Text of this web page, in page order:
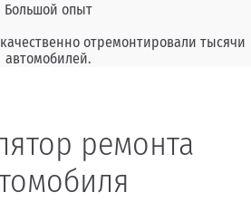
Большой опыт
отремонтировали тысячи
автомобилей.
ремонта